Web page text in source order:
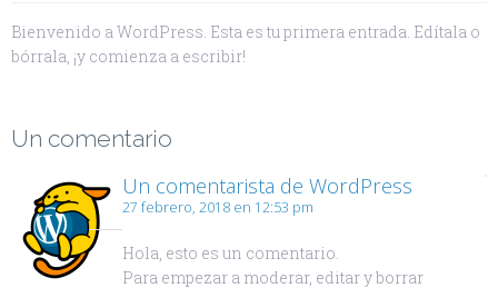
Bienvenido a WordPress. Esta es tu primera entrada. Edítala o
bórrala, ¡y comienza a escribir!
Un comentario
Un comentarista de WordPress
27 febrero, 2018 en 12:53 pm
Hola, esto es un comentario.
Para empezar a moderar, editar y borrar